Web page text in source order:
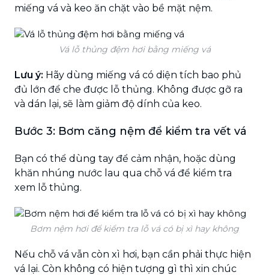
miếng vá và keo ăn chặt vào bề mặt nệm.
Vá lỗ thủng đệm hơi bằng miếng vá
Lưu ý: Hãy dùng miếng vá có diện tích bao phủ
đủ lớn để che được lỗ thủng. Không được gỡ ra
và dán lại, sẽ làm giảm độ dính của keo.
Bước 3: Bơm căng nệm để kiểm tra vết vá
Bạn có thể dùng tay để cảm nhận, hoặc dùng
khăn nhúng nước lau qua chỗ vá để kiểm tra
xem lỗ thủng.
Bơm nệm hơi để kiểm tra lỗ vá có bị xì hay không
Nếu chỗ vá vẫn còn xì hơi, bạn cần phải thực hiện
vá lại. Còn không có hiện tượng gì thì xin chúc